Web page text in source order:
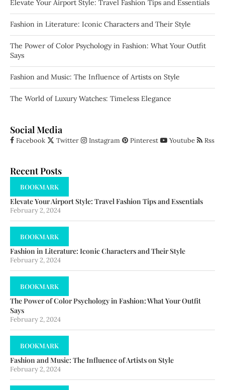
Elevate Your Airport Style: Travel Fashion Tips and Essentials
Fashion in Literature: Iconic Characters and Their Style
The Power of Color Psychology in Fashion: What Your Outfit
Says
Fashion and Music: The Influence of Artists on Style
The World of Luxury Watches: Timeless Elegance
Social Media
Facebook Twitter Instagram Pinterest Youtube Rss
Recent Posts
BOOKMARK
Elevate Your Airport Style: Travel Fashion Tips and Essentials
February 2, 2024
BOOKMARK
Fashion in Literature: Iconic Characters and Their Style
February 2, 2024
BOOKMARK
The Power of Color Psychology in Fashion: What Your Outfit
Says
February 2, 2024
BOOKMARK
Fashion and Music: The Influence of Artists on Style
February 2, 2024